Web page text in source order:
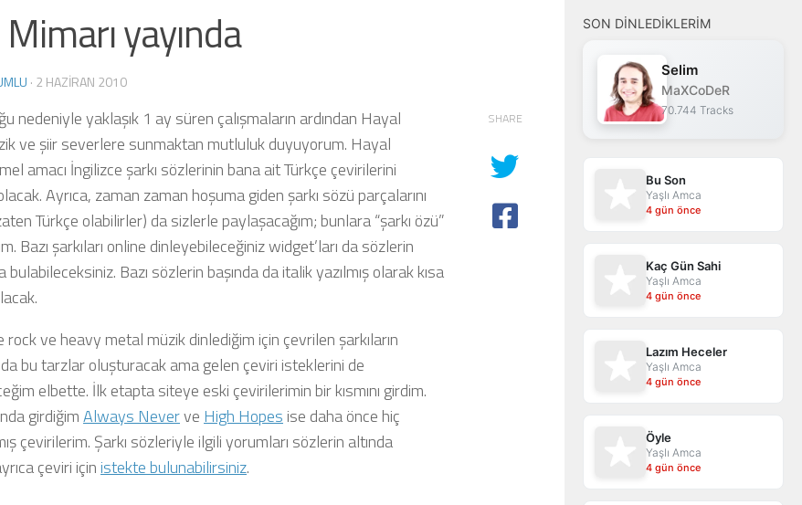
yayında
· 2 HAZIRAN 2010
nedeniyle yaklaşık 1 ay süren çalışmaların ardından Hayal
ve şiir severlere sunmaktan mutluluk duyuyorum. Hayal
amacı İngilizce şarkı sözlerinin bana ait Türkçe çevirilerini
Ayrıca, zaman zaman hoşuma giden şarkı sözü parçalarını
Türkçe olabilirler) da sizlerle paylaşacağım; bunlara “şarkı özü”
Bazı şarkıları online dinleyebileceğiniz widget’ları da sözlerin
bulabileceksiniz. Bazı sözlerin başında da italik yazılmış olarak kısa
rock ve heavy metal müzik dinlediğim için çevrilen şarkıların
bu tarzlar oluşturacak ama gelen çeviri isteklerini de
elbette. İlk etapta siteye eski çevirilerimin bir kısmını girdim.
girdiğimAlways Neverve High Hopes ise daha önce hiç
çevirilerim. Şarkı sözleriyle ilgili yorumları sözlerin altında
çeviri içinistekte bulunabilirsiniz.
SHARE
SON DINLEDIKLERIM
Selim
MaXCoDeR
70.744 Tracks
Bu Son
Yaşlı Amca
4 gün önce
Kaç Gün Sahi
Yaşlı Amca
4 gün önce
Lazım Heceler
Yaşlı Amca
4 gün önce
Öyle
Yaşlı Amca
4 gün önce